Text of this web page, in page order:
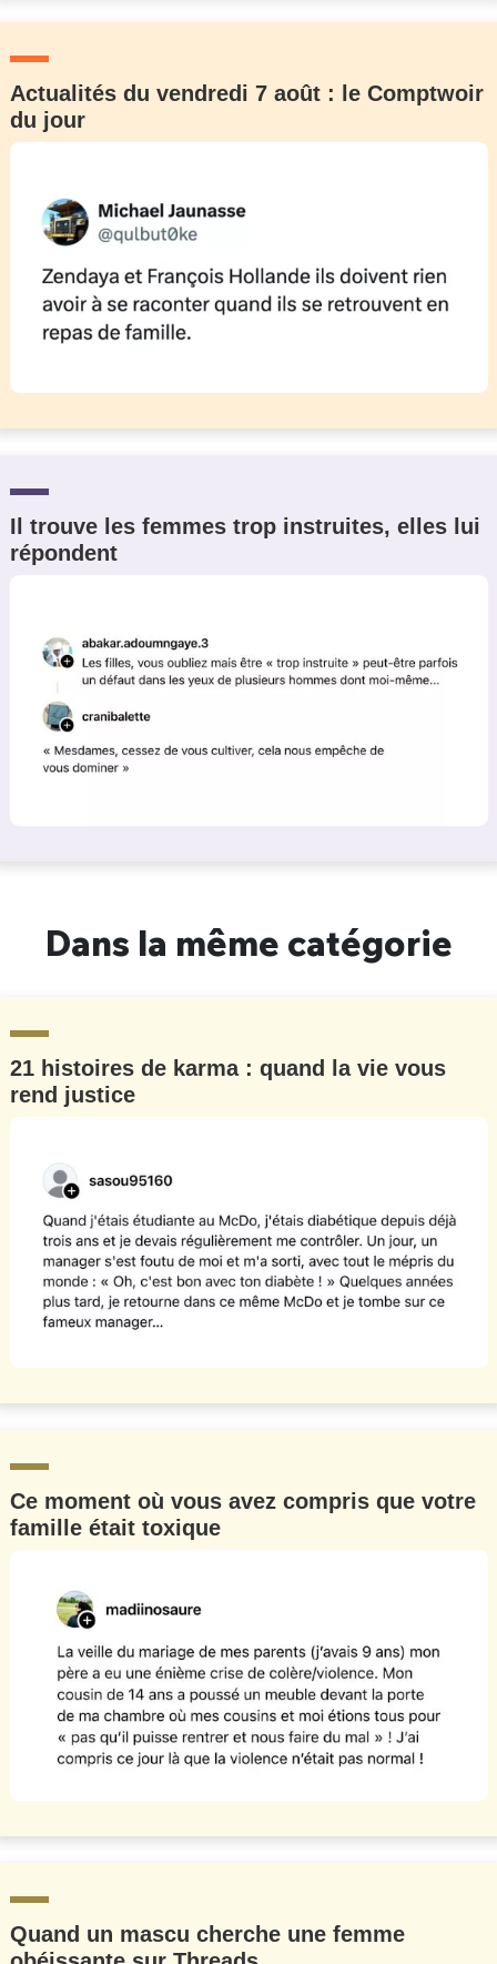
Actualités du vendredi 7 août : le Comptwoir
du jour
Il trouve les femmes trop instruites, elles lui
répondent
Dans la même catégorie
21 histoires de karma : quand la vie vous
rend justice
Ce moment où vous avez compris que votre
famille était toxique
Quand un mascu cherche une femme